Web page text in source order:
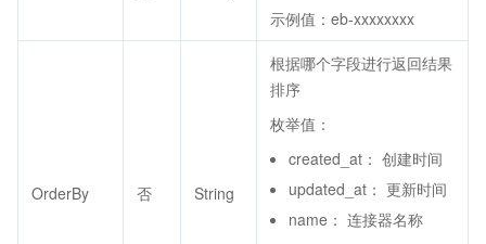
示例值：eb-xxxxxxxx
OrderBy 否 String
根据哪个字段进行返回结果
排序
枚举值：
created_at： 创建时间
updated_at： 更新时间
name： 连接器名称